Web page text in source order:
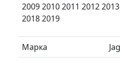
2009 2010 2011 2012
2018 2019
Марка